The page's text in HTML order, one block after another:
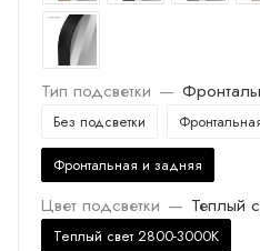
Тип подсветки —
Без подсветки
Фронтальная и задняя
Цвет подсветки — Теплый
Теплый свет 2800-3000K